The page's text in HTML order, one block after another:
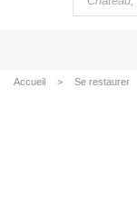
Accueil Se restaurer